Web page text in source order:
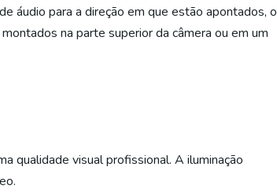
áudio para a direção em que estão apontados, o
na parte superior da câmera ou em um
qualidade visual profissional. A iluminação